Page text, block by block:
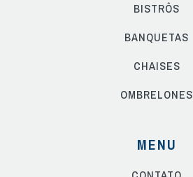
BISTRÔS
BANQUETAS
CHAISES
OMBRELONES
MENU